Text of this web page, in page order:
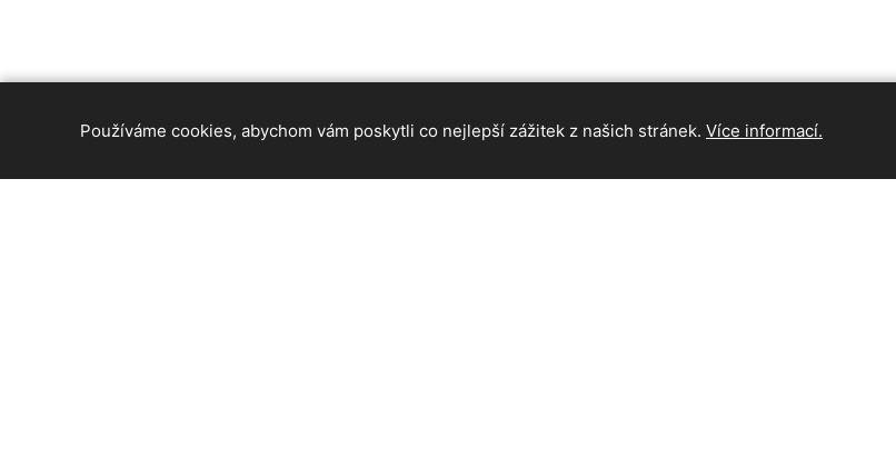
Používáme cookies, abychom vám poskytli co nejlepší zážitek z našich stránek. Více informací.